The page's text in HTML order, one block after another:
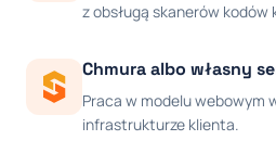
z obsługą skanerów kodów
Chmura albo własny
Praca w modelu webowym
infrastrukturze klienta.